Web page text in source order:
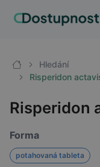
Hledání
Risperidon
Risperidon
Forma
potahovaná tableta